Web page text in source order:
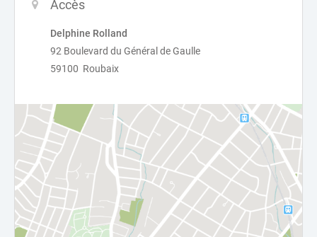
Accès
Delphine Rolland
92 Boulevard du Général de Gaulle
59100 Roubaix